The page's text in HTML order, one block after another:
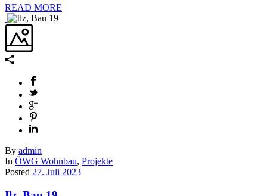
READ MORE
By admin
In ÖWG Wohnbau, Projekte
Posted 27. Juli 2023